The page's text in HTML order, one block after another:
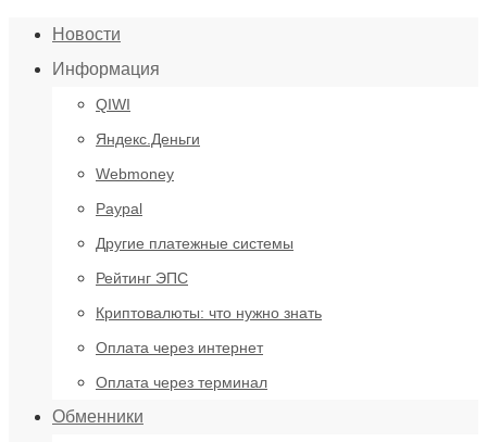
Новости
Информация
QIWI
Яндекс.Деньги
Webmoney
Paypal
Другие платежные системы
Рейтинг ЭПС
Криптовалюты: что нужно знать
Оплата через интернет
Оплата через терминал
Обменники